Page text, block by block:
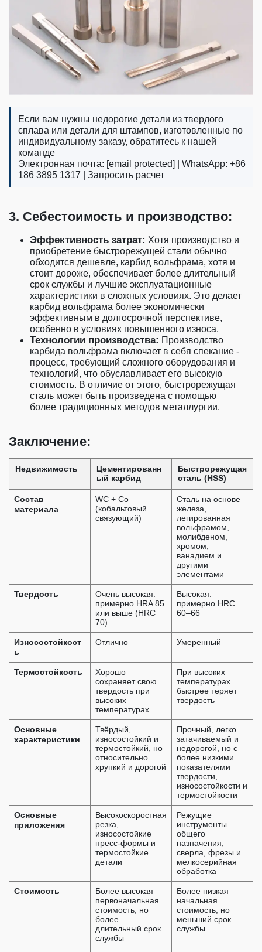
Если вам нужны недорогие детали из твердого
сплава или детали для штампов, изготовленные по
индивидуальному заказу, обратитесь к нашей
команде
Электронная почта: [email protected]
| WhatsApp: +86
186 3895 1317 | Запросить расчет
3. Себестоимость и производство:
Эффективность затрат: Хотя производство и
приобретение быстрорежущей стали обычно
обходится дешевле, карбид вольфрама, хотя и
стоит дороже, обеспечивает более длительный
срок службы и лучшие эксплуатационные
характеристики в сложных условиях. Это делает
карбид вольфрама более экономически
эффективным в долгосрочной перспективе,
особенно в условиях повышенного износа.
Технологии производства: Производство
карбида вольфрама включает в себя спекание -
процесс, требующий сложного оборудования и
технологий, что обуславливает его высокую
стоимость. В отличие от этого, быстрорежущая
сталь может быть произведена с помощью
более традиционных методов металлургии.
Заключение:
Недвижимость
Цементированн
ый карбид
Быстрорежущая
сталь (HSS)
Состав
материала
WC + Co
(кобальтовый
связующий)
Сталь на основе
железа,
легированная
вольфрамом,
молибденом,
хромом,
ванадием и
другими
элементами
Твердость
Очень высокая:
примерно HRA 85
или выше (HRC
70)
Высокая:
примерно HRC
60–66
Износостойкост
ь
Отлично Умеренный
Термостойкость
Хорошо
сохраняет свою
твердость при
высоких
температурах
При высоких
температурах
быстрее теряет
твердость
Основные
характеристики
Твёрдый,
износостойкий и
термостойкий, но
относительно
хрупкий и дорогой
Прочный, легко
затачиваемый и
недорогой, но с
более низкими
показателями
твердости,
износостойкости и
термостойкости
Основные
приложения
Высокоскоростная
резка,
износостойкие
пресс-формы и
термостойкие
детали
Режущие
инструменты
общего
назначения,
сверла, фрезы и
мелкосерийная
обработка
Стоимость
Более высокая
первоначальная
стоимость, но
более
длительный срок
службы
Более низкая
начальная
стоимость, но
меньший срок
службы